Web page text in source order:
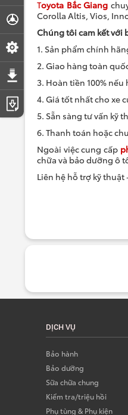
Toyota Bắc Giang
Corolla Altis, Vios,
Chúng tôi cam kết với
1. Sản phẩm chính
2. Giao hàng toàn
3. Hoàn tiền 100%
4. Giá tốt nhất cho xe
5. Sẵn sàng tư vấn kỹ
6. Thanh toán hoặc
Ngoài việc cung cấp
chữa và bảo dưỡng ô
Liên hệ hỗ trợ kỹ thuật
DỊCH VỤ
Bảo hành
Bảo dưỡng
Sữa chữa chung
Kiểm tra/triệu hồi
Phụ tùng & Phụ kiện
Đăng ký lái thử
Đặt lịch hẹn dịch vụ
Tải catalogue